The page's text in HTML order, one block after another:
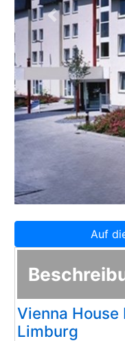
Zurück
Auf
Vienna
Limburg